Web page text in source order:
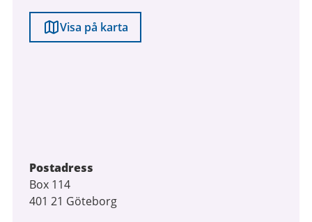
Visa på karta
Postadress
Box 114
401 21 Göteborg